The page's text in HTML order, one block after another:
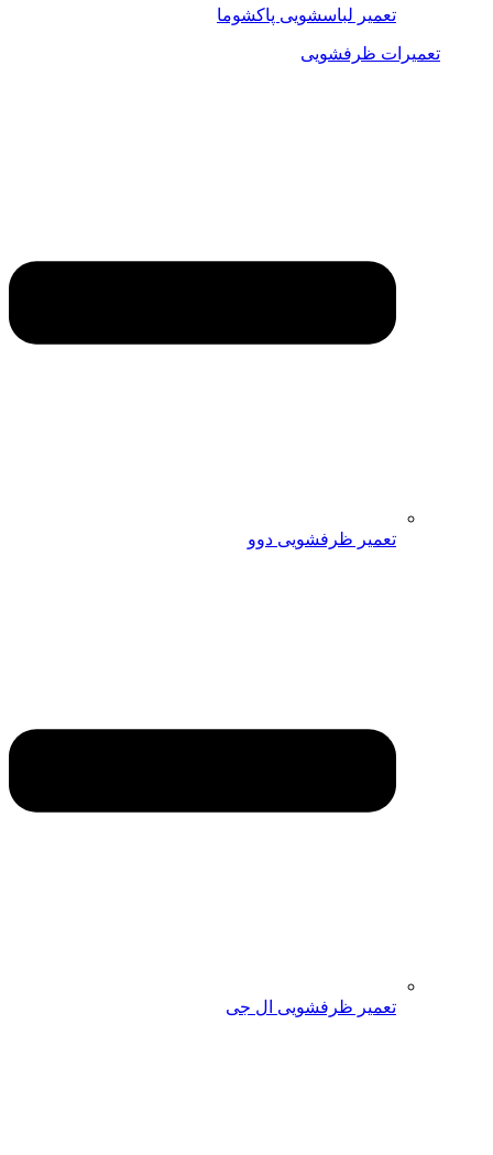
تعمیر لباسشویی پاکشوما
تعمیرات ظرفشویی
تعمیر ظرفشویی دوو
تعمیر ظرفشویی ال جی